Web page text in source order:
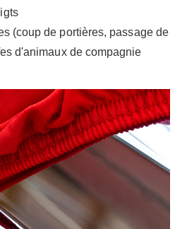
(coup de portières, passage de
d'animaux de compagnie